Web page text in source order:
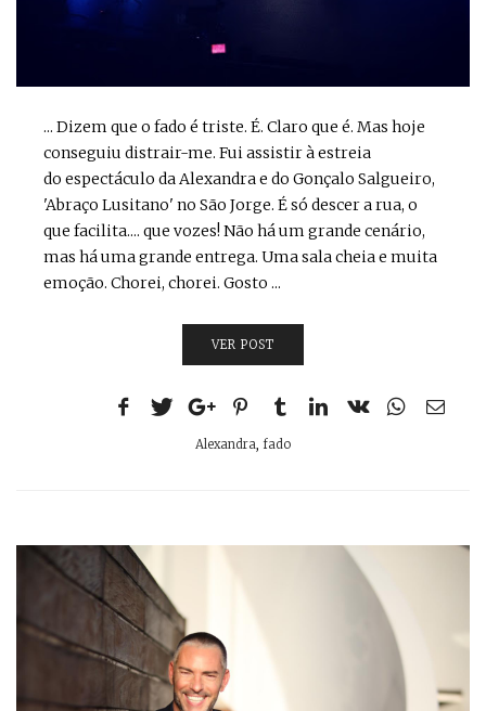
... Dizem que o fado é triste. É. Claro que é. Mas hoje
conseguiu distrair-me. Fui assistir à estreia
do espectáculo da Alexandra e do Gonçalo Salgueiro,
'Abraço Lusitano' no São Jorge. É só descer a rua, o
que facilita.... que vozes! Não há um grande cenário,
mas há uma grande entrega. Uma sala cheia e muita
emoção. Chorei, chorei. Gosto ...
VER POST
Alexandra, fado